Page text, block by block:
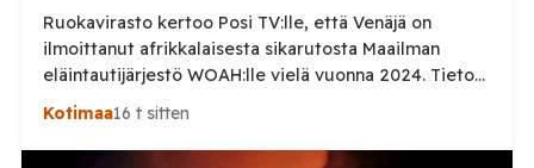
Ruokavirasto kertoo Posi TV:lle, että Venäjä on
ilmoittanut afrikkalaisesta sikarutosta Maailman
eläintautijärjestö WOAH:lle vielä vuonna 2024. Tieto
haastaa kokoomuksen kansanedustaja Timo Heinosen
sikaruttoilmoituksista. Suomi on puolestaan
Kotimaa16 t sitten